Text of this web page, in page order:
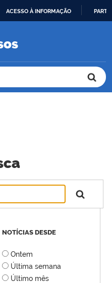
ACESSO À INFORMAÇÃO
NOTÍCIAS DESDE
Ontem
Última semana
Último mês